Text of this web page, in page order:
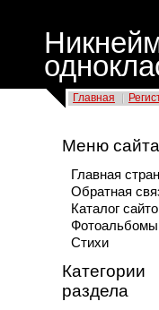
Главная
Меню сайта
Главная
Обратная
Каталог
Фотоальбомы
Стихи
Категории
раздела